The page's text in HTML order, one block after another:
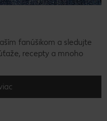
fanúšikom a sledujte
recepty a mnoho